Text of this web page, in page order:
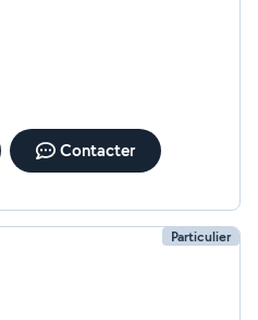
Contacter
Particulier